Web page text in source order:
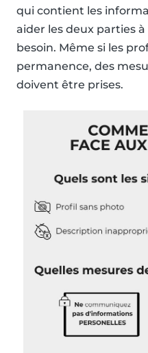
qui contient les
aider les deux parties
besoin. Même si les
permanence, des
doivent être prises.